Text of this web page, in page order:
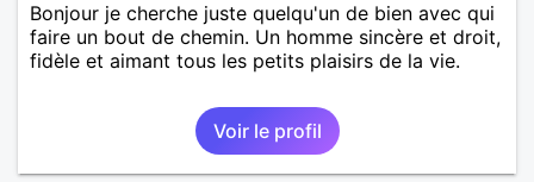
Bonjour je cherche juste quelqu'un de bien avec qui
faire un bout de chemin. Un homme sincère et droit,
fidèle et aimant tous les petits plaisirs de la vie.
Voir le profil